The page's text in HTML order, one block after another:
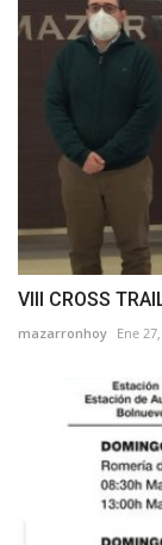
VIII CROSS
mazarronhoy Ene